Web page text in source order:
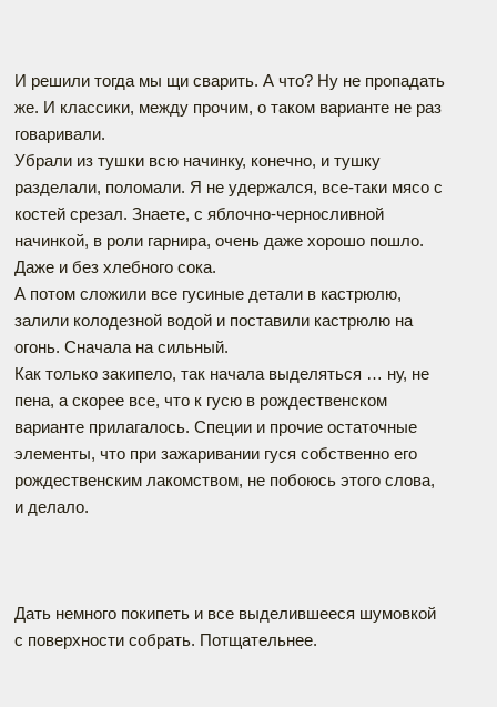
И решили тогда мы щи сварить. А что? Ну не пропадать
же. И классики, между прочим, о таком варианте не раз
говаривали.
Убрали из тушки всю начинку, конечно, и тушку
разделали, поломали. Я не удержался, все-таки мясо с
костей срезал. Знаете, с яблочно-черносливной
начинкой, в роли гарнира, очень даже хорошо пошло.
Даже и без хлебного сока.
А потом сложили все гусиные детали в кастрюлю,
залили колодезной водой и поставили кастрюлю на
огонь. Сначала на сильный.
Как только закипело, так начала выделяться … ну, не
пена, а скорее все, что к гусю в рождественском
варианте прилагалось. Специи и прочие остаточные
элементы, что при зажаривании гуся собственно его
рождественским лакомством, не побоюсь этого слова,
и делало.
Дать немного покипеть и все выделившееся шумовкой
с поверхности собрать. Потщательнее.